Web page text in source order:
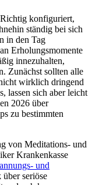
konfiguriert,
ständig bei sich
in den Tag
Erholungsmomente
innezuhalten,
Zunächst sollten alle
wirklich dringend
lassen sich aber leicht
2026 über
zu bestimmten
von Meditations- und
Krankenkasse
und
seriöse